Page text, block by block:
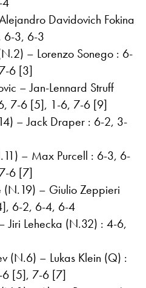
Davidovich Fokina
6-3, 6-3
– Lorenzo Sonego : 6-
6 [3]
– Jan-Lennard Struff
7-6 [5], 1-6, 7-6 [9]
– Jack Draper : 6-2, 3-
– Max Purcell : 6-3, 6-
6 [7]
(N.19) – Giulio Zeppieri
6-2, 6-4, 6-4
Jiri Lehecka (N.32) : 4-6,
(N.6) – Lukas Klein (Q) :
[5], 7-6 [7]